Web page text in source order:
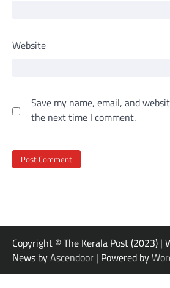
Website
Save my name, email, and
the next time I comment.
Copyright © The Kerala Post (2023) |
News byAscendoor | Powered by